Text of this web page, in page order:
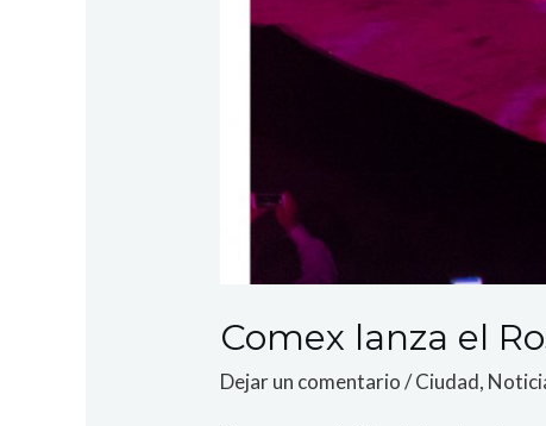
Comex lanza el
Dejar un comentario /Ciudad,